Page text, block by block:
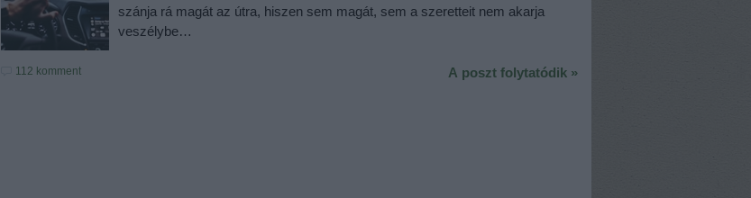
szánja rá magát az útra, hiszen sem magát, sem a szeretteit nem akarja
veszélybe…
112 komment A poszt folytatódik »